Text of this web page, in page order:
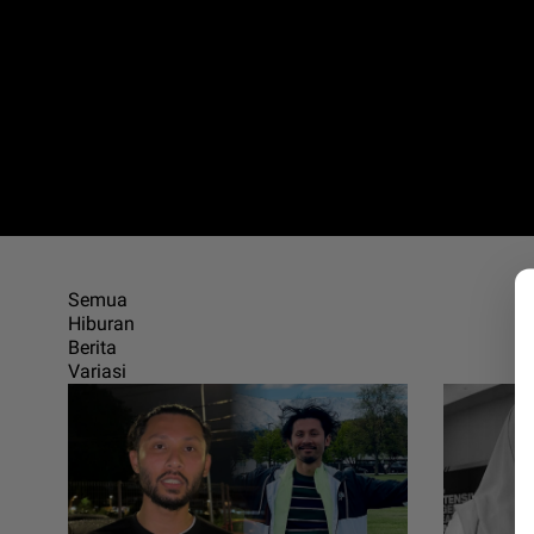
Semua
Hiburan
Berita
Variasi